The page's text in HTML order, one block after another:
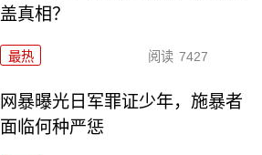
盖真相？
最热 阅读 7427
网暴曝光日军罪证少年，施暴者
面临何种严惩